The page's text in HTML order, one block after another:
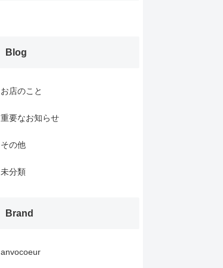
Blog
お店のこと
重要なお知らせ
その他
未分類
Brand
anvocoeur